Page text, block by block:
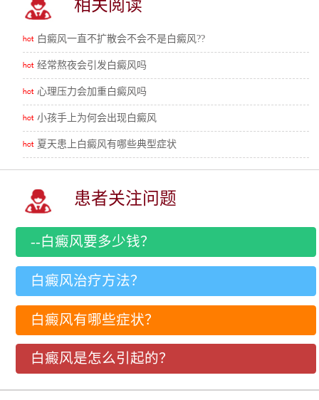
相关阅读
白癜风一直不扩散会不会不是白癜风??
经常熬夜会引发白癜风吗
心理压力会加重白癜风吗
小孩手上为何会出现白癜风
夏天患上白癜风有哪些典型症状
患者关注问题
--白癜风要多少钱？
白癜风治疗方法？
白癜风有哪些症状？
白癜风是怎么引起的？